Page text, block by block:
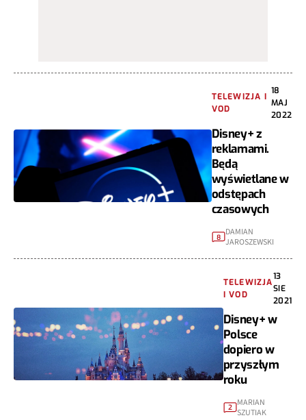
TELEWIZJA I
VOD
18
MAJ
2022
Disney+ z
reklamami.
Będą
wyświetlane w
odstępach
czasowych
8 DAMIAN
JAROSZEWSKI
TELEWIZJA
I VOD
13
SIE
2021
Disney+ w
Polsce
dopiero w
przyszłym
roku
2
MARIAN
SZUTIAK